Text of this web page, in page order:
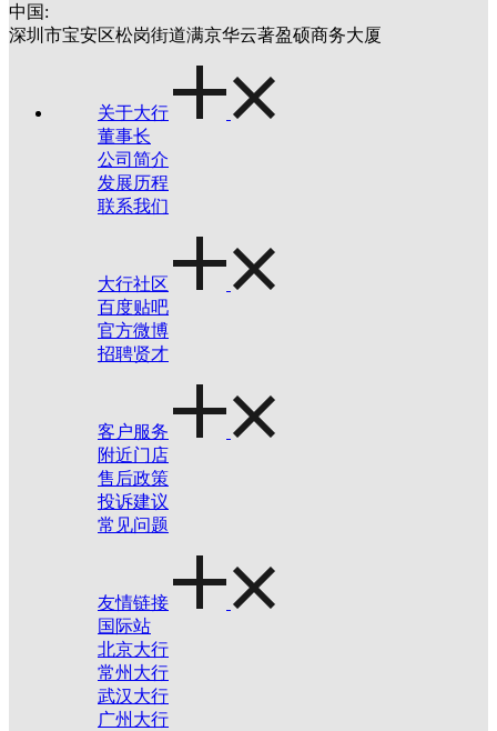
中国:
深圳市宝安区松岗街道满京华云著盈硕商务大厦
关于大行
董事长
公司简介
发展历程
联系我们
大行社区
百度贴吧
官方微博
招聘贤才
客户服务
附近门店
售后政策
投诉建议
常见问题
友情链接
国际站
北京大行
常州大行
武汉大行
广州大行